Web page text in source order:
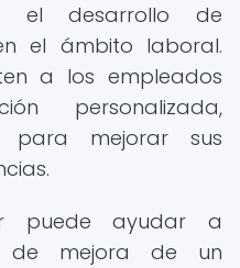
el desarrollo de
el ámbito laboral.
a los empleados
personalizada,
para mejorar sus
puede ayudar a
de mejora de un